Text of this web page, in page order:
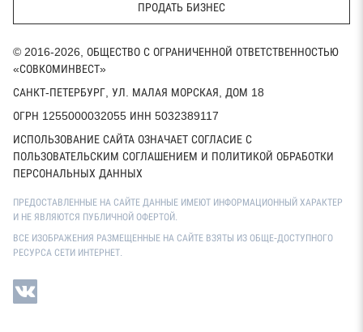
ПРОДАТЬ БИЗНЕС
© 2016-2026, ОБЩЕСТВО С ОГРАНИЧЕННОЙ ОТВЕТСТВЕННОСТЬЮ
«СОВКОМИНВЕСТ»
САНКТ-ПЕТЕРБУРГ, УЛ. МАЛАЯ МОРСКАЯ, ДОМ 18
ОГРН 1255000032055 ИНН 5032389117
ИСПОЛЬЗОВАНИЕ САЙТА ОЗНАЧАЕТ СОГЛАСИЕ С
ПОЛЬЗОВАТЕЛЬСКИМ СОГЛАШЕНИЕМ И ПОЛИТИКОЙ ОБРАБОТКИ
ПЕРСОНАЛЬНЫХ ДАННЫХ
ПРЕДОСТАВЛЕННЫЕ НА САЙТЕ ДАННЫЕ ИМЕЮТ ИНФОРМАЦИОННЫЙ ХАРАКТЕР
И НЕ ЯВЛЯЮТСЯ ПУБЛИЧНОЙ ОФЕРТОЙ.
ВСЕ ИЗОБРАЖЕНИЯ РАЗМЕЩЕННЫЕ НА САЙТЕ ВЗЯТЫ ИЗ ОБЩЕ-ДОСТУПНОГО
РЕСУРСА СЕТИ ИНТЕРНЕТ.